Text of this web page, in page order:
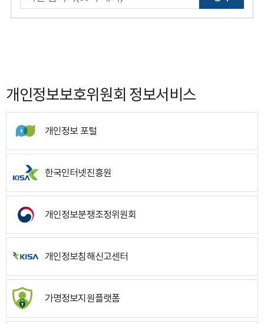
개인정보보호위원회 정보서비스
개인정보 포털
한국인터넷진흥원
개인정보분쟁조정위원회
개인정보침해신고센터
가명정보지원플랫폼